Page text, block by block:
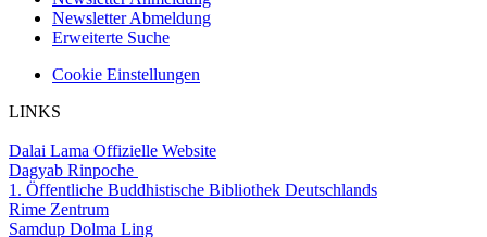
Newsletter Abmeldung
Erweiterte Suche
Cookie Einstellungen
LINKS
Dalai Lama Offizielle Website
Dagyab Rinpoche
1. Öffentliche Buddhistische Bibliothek Deutschlands
Rime Zentrum
Samdup Dolma Ling